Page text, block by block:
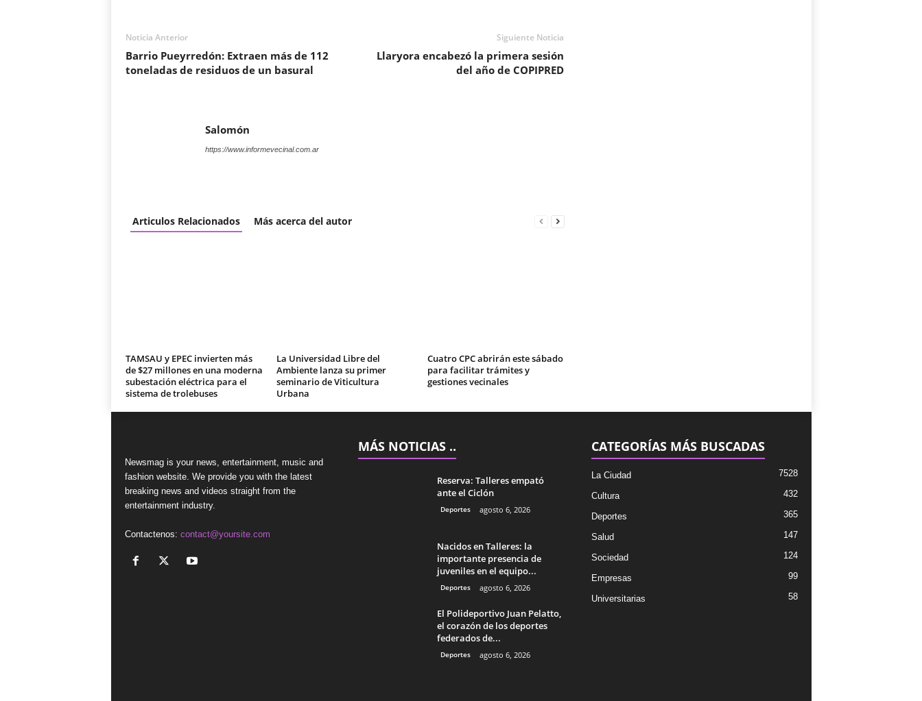
Noticia Anterior
Barrio Pueyrredón: Extraen más de 112
toneladas de residuos de un basural
Siguiente Noticia
Llaryora encabezó la primera sesión
del año de COPIPRED
Salomón
https://www.informevecinal.com.ar
Articulos Relacionados Más acerca del autor
TAMSAU y EPEC invierten más
de $27 millones en una moderna
subestación eléctrica para el
sistema de trolebuses
La Universidad Libre del
Ambiente lanza su primer
seminario de Viticultura
Urbana
Cuatro CPC abrirán este sábado
para facilitar trámites y
gestiones vecinales
Newsmag is your news, entertainment, music and
fashion website. We provide you with the latest
breaking news and videos straight from the
entertainment industry.
Contactenos: contact@yoursite.com
MÁS NOTICIAS ..
Reserva: Talleres empató
ante el Ciclón
Deportes agosto 6, 2026
Nacidos en Talleres: la
importante presencia de
juveniles en el equipo...
Deportes agosto 6, 2026
El Polideportivo Juan Pelatto,
el corazón de los deportes
federados de...
Deportes agosto 6, 2026
CATEGORÍAS MÁS BUSCADAS
La Ciudad 7528
Cultura 432
Deportes 365
Salud 147
Sociedad 124
Empresas 99
Universitarias 58